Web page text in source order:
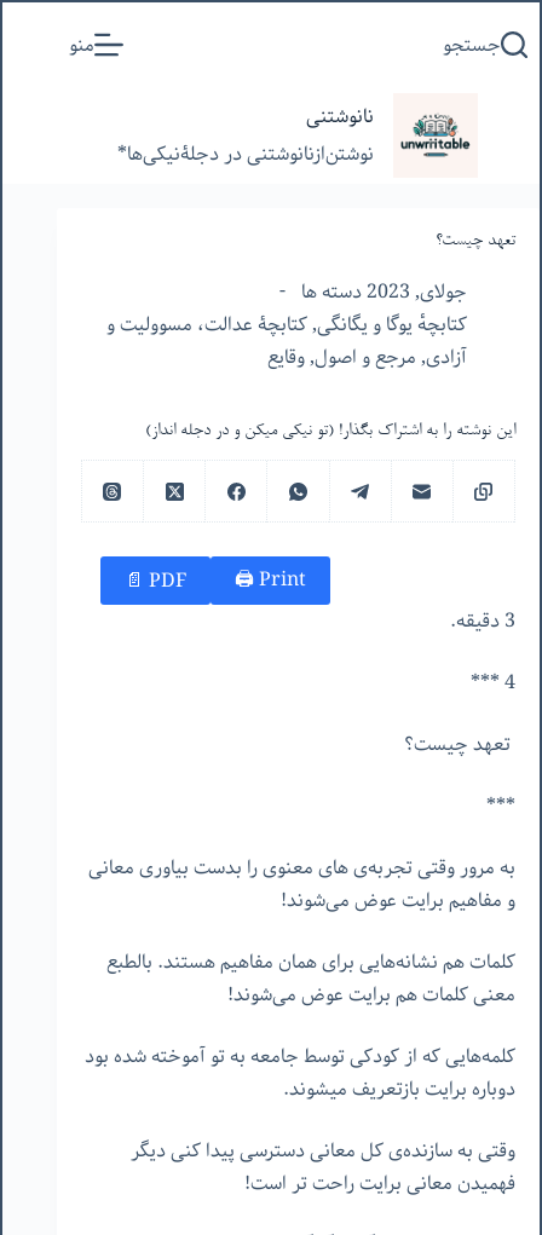
به
جستجو منو
نانوشتنی
نوشتن‌از‌نانوشتنی‌ در‌ دجلۀنیکی‌ها*
تعهد چیست؟
جولای, 2023 دسته ها
کتابچهٔ یوگا و یگانگی,کتابچۀ عدالت، مسوولیت و
آزادی,مرجع و اصول,وقایع
این نوشته را به اشتراک بگذار! (تو نیکی میکن و در دجله انداز)
Print 🖨
PDF 📄
3 دقیقه.
4 ***
تعهد چیست؟
***
به مرور وقتی تجربه‌ی های معنوی را بدست بیاوری معانی
و مفاهیم برایت عوض می‌شوند!
کلمات هم نشانه‌هایی برای همان مفاهیم هستند. بالطبع
معنی کلمات هم برایت عوض می‌شوند!
کلمه‌هایی که از کودکی توسط جامعه به تو آموخته شده بود
دوباره برایت بازتعریف میشوند.
وقتی به سازنده‌ی کل معانی دسترسی پیدا کنی دیگر
فهمیدن معانی برایت راحت تر است!